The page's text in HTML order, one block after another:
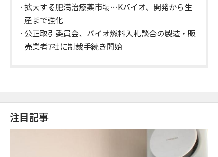
拡大する肥満治療薬市場…Kバイオ、開発から生
産まで強化
公正取引委員会、バイオ燃料入札談合の製造・販
売業者7社に制裁手続き開始
注目記事